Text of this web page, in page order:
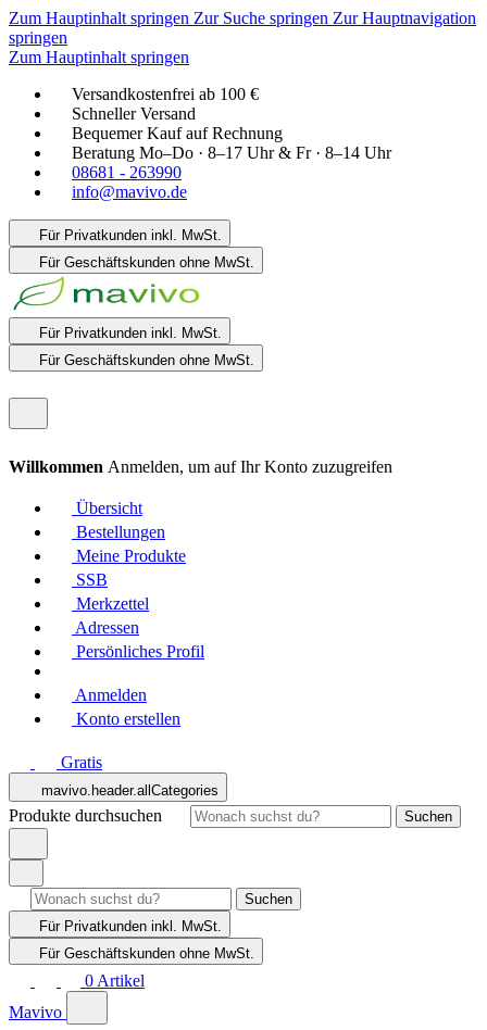
Zum Hauptinhalt springen Zur Suche springen Zur Hauptnavigation
springen
Zum Hauptinhalt springen
Versandkostenfrei ab 100 €
Schneller Versand
Bequemer Kauf auf Rechnung
Beratung Mo–Do · 8–17 Uhr & Fr · 8–14 Uhr
08681 - 263990
info@mavivo.de
Für Privatkunden inkl. MwSt.
Für Geschäftskunden ohne MwSt.
Für Privatkunden inkl. MwSt.
Für Geschäftskunden ohne MwSt.
Willkommen Anmelden, um auf Ihr Konto zuzugreifen
Übersicht
Bestellungen
Meine Produkte
SSB
Merkzettel
Adressen
Persönliches Profil
Anmelden
Konto erstellen
Gratis
mavivo.header.allCategories
Produkte durchsuchen Suchen
Suchen
Für Privatkunden inkl. MwSt.
Für Geschäftskunden ohne MwSt.
0 Artikel
Mavivo